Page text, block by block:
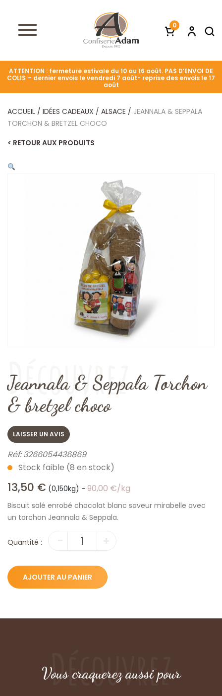
0
ATTENTION : fermeture estivale du 10 au 16 août. PAS D’ENVOI DE
COLIS – dernier envois le vendredi 7 août- reprise des envois le 17
août
ACCUEIL / IDÉES CADEAUX / ALSACE / JEANNALA & SEPPALA
TORCHON & BRETZEL CHOCO
< RETOUR AUX PRODUITS
Jeannala & Seppala Torchon
& bretzel choco
Découvrez
LAISSER UN AVIS
Réf:3266054436869
Stock faible (8 en stock)
13,50 € (0,150kg) - 90,00 €/kg
Biscuit salé enrobé chocolat blanc saveur mirabelle avec
un torchon Jeannala & Seppala.
Quantité :
quantité
&
bretzel
AJOUTER AU PANIER
Vous craquerez aussi pour
Découvrez